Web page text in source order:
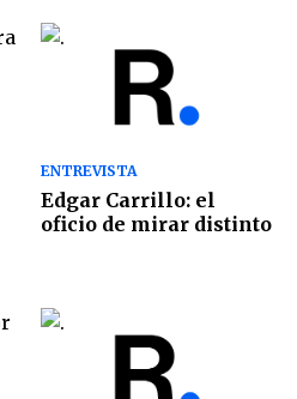
ENTREVISTA
Edgar Carrillo: el
oficio de mirar distinto